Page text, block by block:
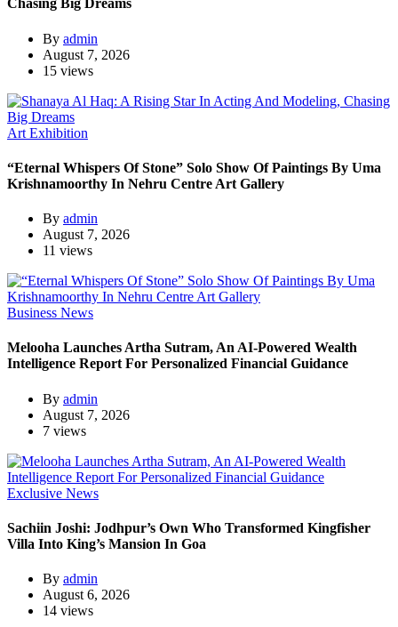
Chasing Big Dreams
By admin
August 7, 2026
15 views
Art Exhibition
“Eternal Whispers Of Stone” Solo Show Of Paintings By Uma
Krishnamoorthy In Nehru Centre Art Gallery
By admin
August 7, 2026
11 views
Business News
Melooha Launches Artha Sutram, An AI-Powered Wealth
Intelligence Report For Personalized Financial Guidance
By admin
August 7, 2026
7 views
Exclusive News
Sachiin Joshi: Jodhpur’s Own Who Transformed Kingfisher
Villa Into King’s Mansion In Goa
By admin
August 6, 2026
14 views